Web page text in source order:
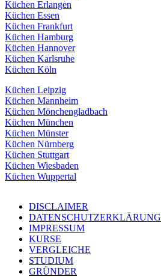
Küchen Erlangen
Küchen Essen
Küchen Frankfurt
Küchen Hamburg
Küchen Hannover
Küchen Karlsruhe
Küchen Köln
Küchen Leipzig
Küchen Mannheim
Küchen Mönchengladbach
Küchen München
Küchen Münster
Küchen Nürnberg
Küchen Stuttgart
Küchen Wiesbaden
Küchen Wuppertal
DISCLAIMER
DATENSCHUTZERKLÄRUNG
IMPRESSUM
KURSE
VERGLEICHE
STUDIUM
GRÜNDER